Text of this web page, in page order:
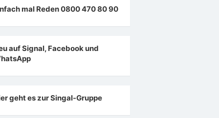
mal Reden 0800 470 80 90
auf Signal, Facebook und
geht es zur Singal-Gruppe